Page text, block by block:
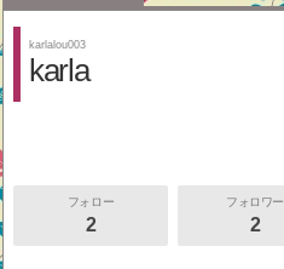
karlalou003
karla
フォロー
2
フォロワー
2